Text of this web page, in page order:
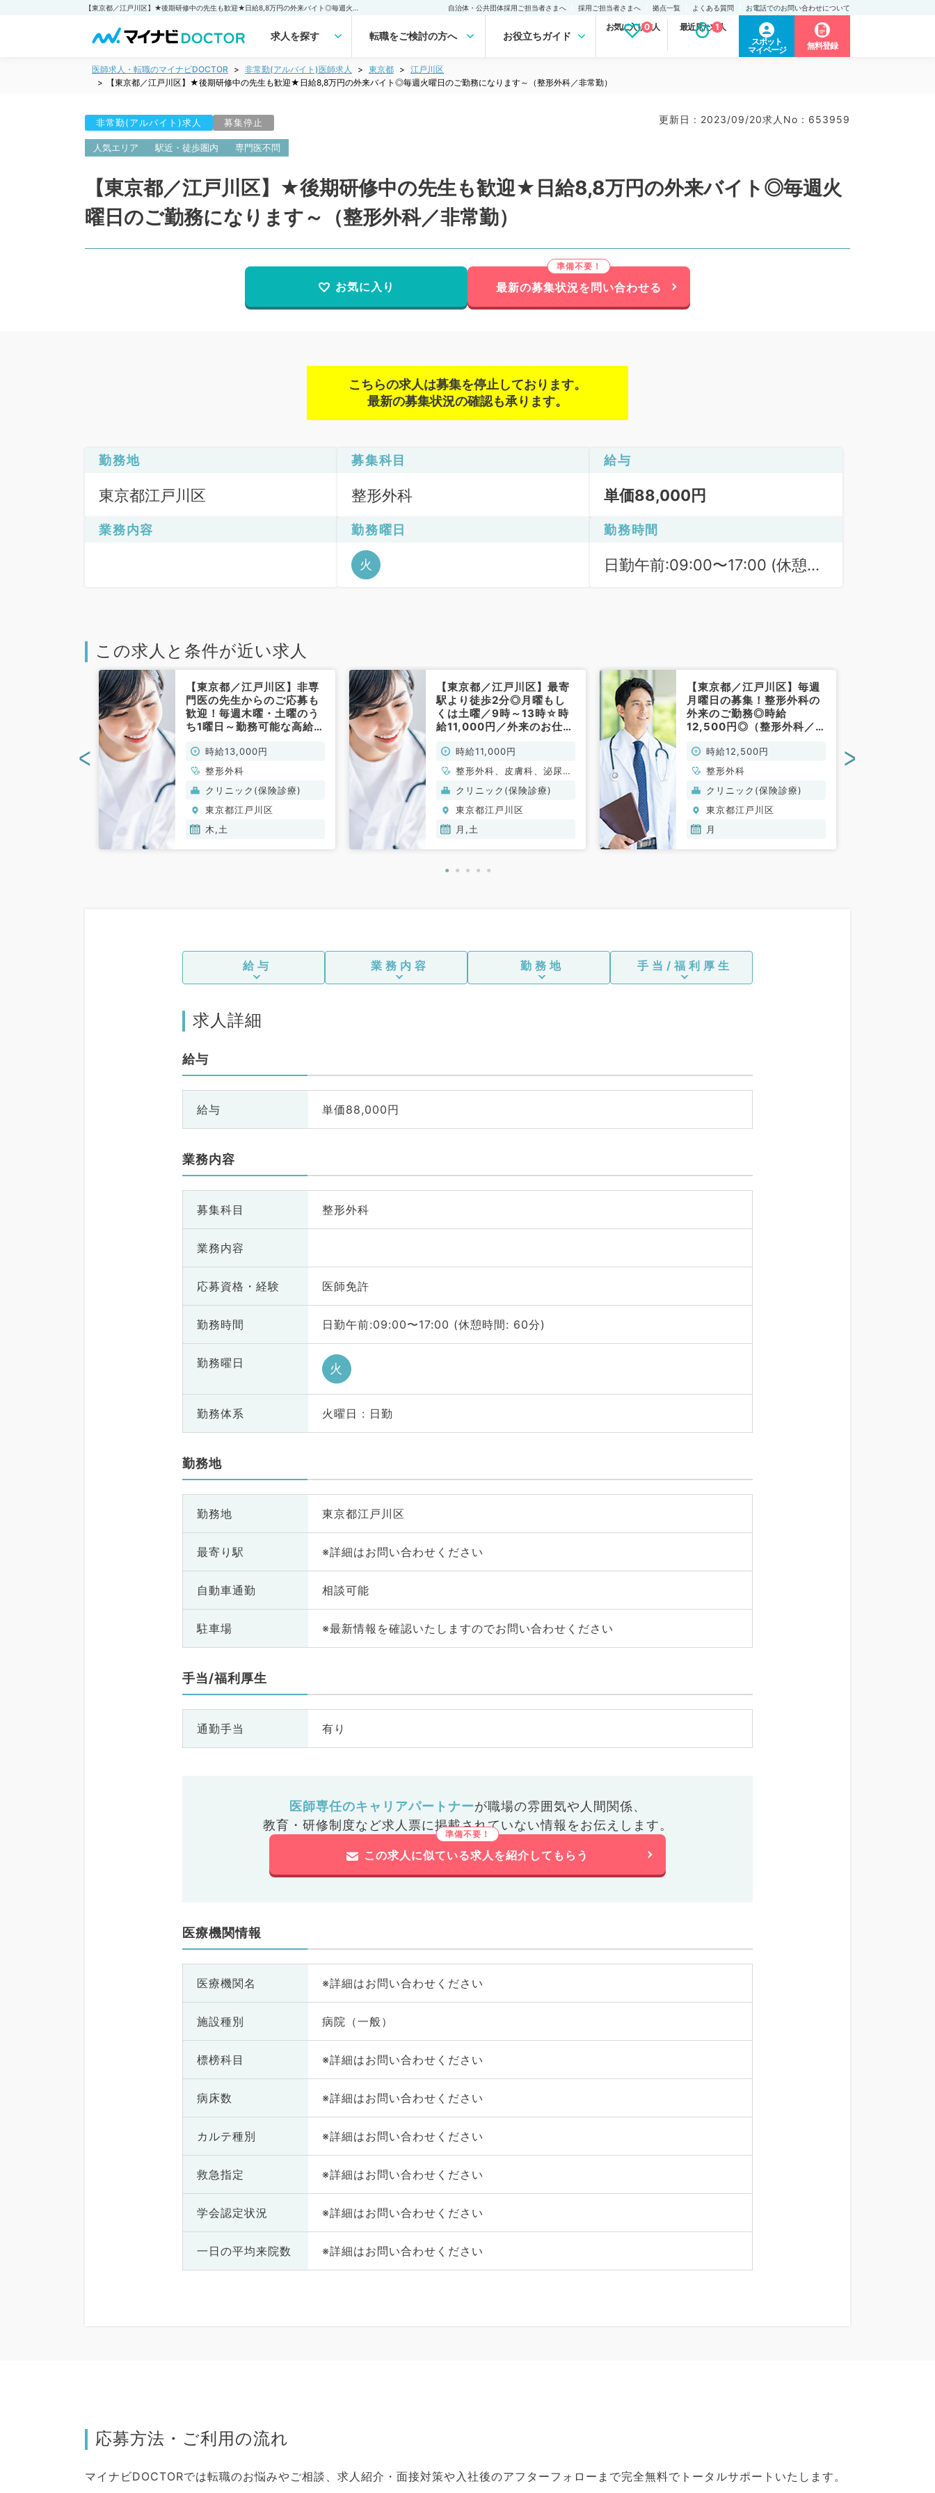
自治体・公共団体採用ご担当者さまへ 採用ご担当者さまへ 拠点一覧 よくある質問 お電話でのお問い合わせについて
求人を探す 転職をご検討の方へ お役立ちガイド
お気に入り求人
0 最近見た求人
1
スポット
マイページ
無料登録
医師求人・転職のマイナビDOCTOR 非常勤(アルバイト)医師求人 東京都
江戸川区
【東京都／江戸川区】★後期研修中の先生も歓迎★日給8,8万円の外来バイト◎毎週火曜日のご勤務になります～（整形外科／非常勤）
非常勤(アルバイト)求人 募集停止 更新日 : 2023/09/20求人No : 653959
人気エリア 駅近・徒歩圏内 専門医不問
【東京都／江戸川区】★後期研修中の先生も歓迎★日給8,8万円の外来バイト◎毎週火
曜日のご勤務になります～（整形外科／非常勤）
お気に入り 最新の募集状況を問い合わせる
こちらの求人は募集を停止しております。
最新の募集状況の確認も承ります。
勤務地
東京都江戸川区
募集科目
整形外科
給与
単価88,000円
業務内容 勤務曜日
火
勤務時間
日勤午前:09:00〜17:00 (休憩時
この求人と条件が近い求人
【東京都／江戸川区】非専
門医の先生からのご応募も
歓迎！毎週木曜・土曜のう
ち1曜日～勤務可能な高給バ
の募集です（整形外科／非
常勤）
時給13,000円
整形外科
クリニック(保険診療)
東京都江戸川区
木,土
【東京都／江戸川区】最寄
駅より徒歩2分◎月曜もし
くは土曜／9時～13時☆時
給11,000円／外来のお仕事
膚科・泌尿器科／非常勤）
時給11,000円
整形外科、皮膚科、泌尿器
科、一般内科
クリニック(保険診療)
東京都江戸川区
月,土
【東京都／江戸川区】毎週
月曜日の募集！整形外科の
外来のご勤務◎時給
12,500円◎（整形外科／
時給12,500円
整形外科
クリニック(保険診療)
東京都江戸川区
月
< >
給与 業務内容 勤務地 手当/福利厚生
求人詳細
給与
給与 単価88,000円
業務内容
募集科目 整形外科
業務内容
応募資格・ 経験 医師免許
勤務時間 日勤午前:09:00〜17:00 (休憩時間: 60分)
勤務曜日 火
勤務体系 火曜日 : 日勤
勤務地
勤務地 東京都江戸川区
最寄り駅 ※詳細はお問い合わせください
自動車通勤 相談可能
駐車場 ※最新情報を確認いたしますのでお問い合わせください
手当/福利厚生
通勤手当 有り
医師専任のキャリアパートナーが職場の雰囲気や人間関係、
教育・研修制度など求人票に掲載されていない情報をお伝えします。
この求人に似ている求人を紹介してもらう
医療機関情報
医療機関名 ※詳細はお問い合わせください
施設種別 病院（一般）
標榜科目 ※詳細はお問い合わせください
病床数 ※詳細はお問い合わせください
カルテ種別 ※詳細はお問い合わせください
救急指定 ※詳細はお問い合わせください
学会認定状況 ※詳細はお問い合わせください
一日の平均来院数 ※詳細はお問い合わせください
応募方法・ご利用の流れ
マイナビDOCTORでは転職のお悩みやご相談、求人紹介・面接対策や入社後のアフターフォローまで完全無料でトータルサポートいたします。